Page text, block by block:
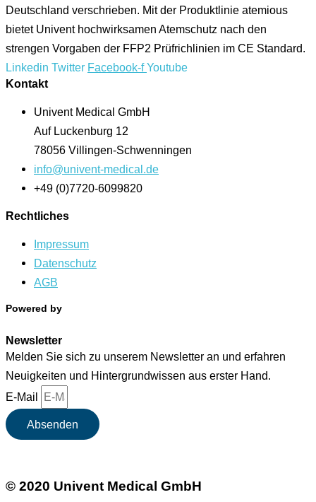
Deutschland verschrieben. Mit der Produktlinie atemious
bietet Univent hochwirksamen Atemschutz nach den
strengen Vorgaben der FFP2 Prüfrichlinien im CE Standard.
Linkedin Twitter Facebook-f Youtube
Kontakt
Univent Medical GmbH
Auf Luckenburg 12
78056 Villingen-Schwenningen
info@univent-medical.de
+49 (0)7720-6099820
Rechtliches
Impressum
Datenschutz
AGB
Powered by
Newsletter
Melden Sie sich zu unserem Newsletter an und erfahren
Neuigkeiten und Hintergrundwissen aus erster Hand.
E-Mail
Absenden
© 2020 Univent Medical GmbH